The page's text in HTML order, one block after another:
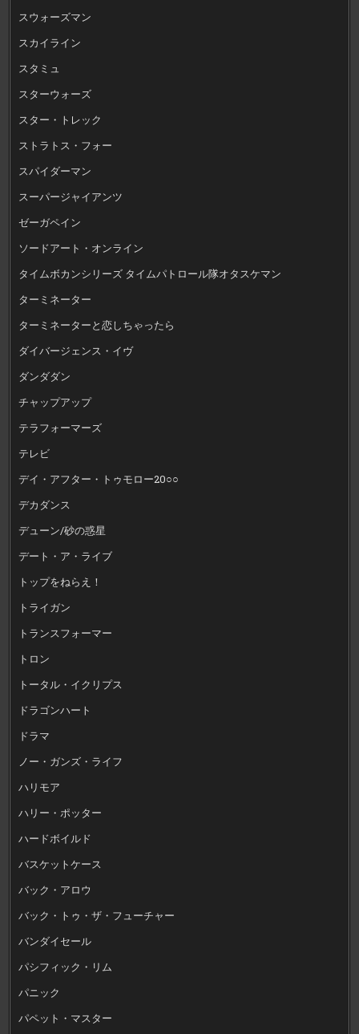
スウォーズマン
スカイライン
スタミュ
スターウォーズ
スター・トレック
ストラトス・フォー
スパイダーマン
スーパージャイアンツ
ゼーガペイン
ソードアート・オンライン
タイムボカンシリーズ タイムパトロール隊オタスケマン
ターミネーター
ターミネーターと恋しちゃったら
ダイバージェンス・イヴ
ダンダダン
チャップアップ
テラフォーマーズ
テレビ
デイ・アフター・トゥモロー20○○
デカダンス
デューン/砂の惑星
デート・ア・ライブ
トップをねらえ！
トライガン
トランスフォーマー
トロン
トータル・イクリプス
ドラゴンハート
ドラマ
ノー・ガンズ・ライフ
ハリモア
ハリー・ポッター
ハードボイルド
バスケットケース
バック・アロウ
バック・トゥ・ザ・フューチャー
バンダイセール
パシフィック・リム
パニック
パペット・マスター